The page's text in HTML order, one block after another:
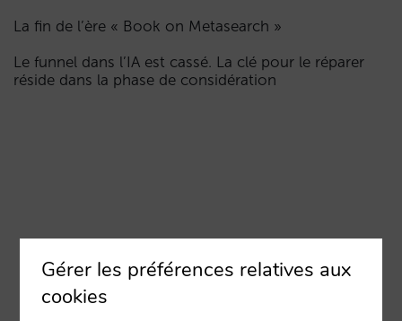
La fin de l’ère « Book on Metasearch »
Le funnel dans l’IA est cassé. La clé pour le réparer
réside dans la phase de considération
Gérer les préférences relatives aux
cookies